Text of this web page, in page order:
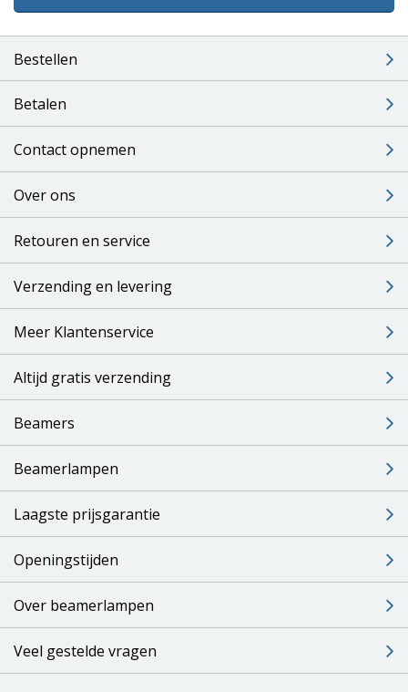
Bestellen
Betalen
Contact opnemen
Over ons
Retouren en service
Verzending en levering
Meer Klantenservice
Altijd gratis verzending
Beamers
Beamerlampen
Laagste prijsgarantie
Openingstijden
Over beamerlampen
Veel gestelde vragen